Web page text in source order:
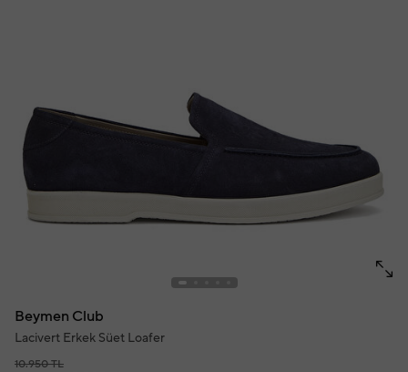
Beymen Club
Lacivert Erkek Süet Loafer
10.950 TL